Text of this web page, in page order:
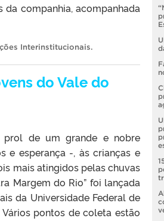
da companhia, acompanhada
Interinstitucionais.
do Vale do
prol de um grande e nobre
e esperança -, às crianças e
mais atingidos pelas chuvas
Margem do Rio” foi lançada
da Universidade Federal de
pontos de coleta estão